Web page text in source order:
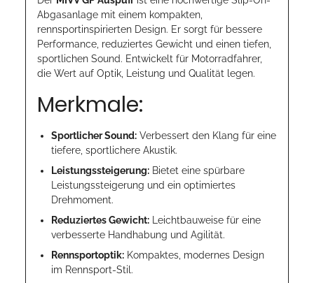
Abgasanlage mit einem kompakten,
rennsportinspirierten Design. Er sorgt für bessere
Performance, reduziertes Gewicht und einen tiefen,
sportlichen Sound. Entwickelt für Motorradfahrer,
die Wert auf Optik, Leistung und Qualität legen.
Merkmale:
Sportlicher Sound: Verbessert den Klang für eine
tiefere, sportlichere Akustik.
Leistungssteigerung: Bietet eine spürbare
Leistungssteigerung und ein optimiertes
Drehmoment.
Reduziertes Gewicht: Leichtbauweise für eine
verbesserte Handhabung und Agilität.
Rennsportoptik: Kompaktes, modernes Design
im Rennsport-Stil.